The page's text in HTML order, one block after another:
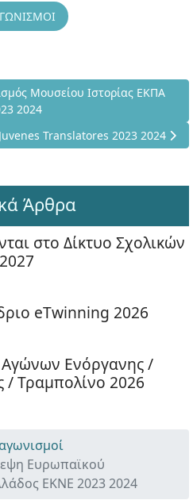
Διαγωνισμός Μουσείου
Μουσείου Ιστορίας ΕΚΠΑ
2024
Μετάφρασης Juvenes
Translatores 2023 2024
Άρθρα
στο Δίκτυο Σχολικών
eTwinning 2026
Ενόργανης /
/ Τραμπολίνο 2026
Ευρωπαϊκού
ΕΚΝΕ 2023 2024